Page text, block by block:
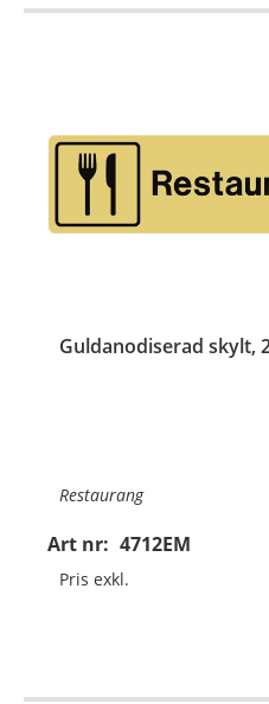
Guldanodiserad skylt,
Art nr: 4712EM
Restaurang
Material:Guldanodiserad
Pris exkl.